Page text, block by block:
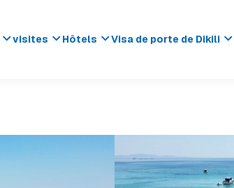
visites Hôtels Visa de porte de Dikili